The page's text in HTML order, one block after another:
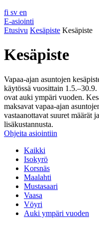
fi sv en
E-asiointi
Etusivu Kesäpiste Kesäpiste
Kesäpiste
Vapaa-ajan asuntojen
käytössä vuosittain
ovat auki ympäri vuoden.
maksavat vapaa-ajan
vastaanottavat suuret määrät
lisäkustannusta.
Ohjeita asiointiin
Kaikki
Isokyrö
Korsnäs
Maalahti
Mustasaari
Vaasa
Vöyri
Auki ympäri vuoden